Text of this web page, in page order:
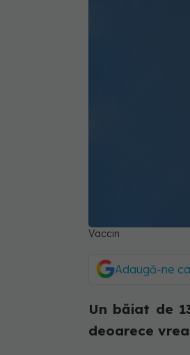
Vaccin
Adaugă-ne
Un băiat de
deoarece